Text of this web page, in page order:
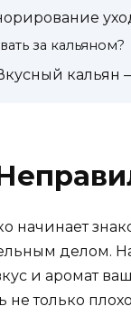
за кальяном?
кальян
начинает
делом.
и аромат
не только